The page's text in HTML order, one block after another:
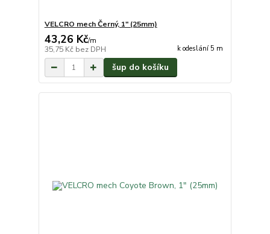
VELCRO mech Černý, 1" (25mm)
43,26 Kč/m
35,75 Kč bez DPH k odeslání 5 m
šup do košíku